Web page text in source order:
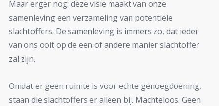
Maar erger nog: deze visie maakt van onze
samenleving een verzameling van potentiële
slachtoffers. De samenleving is immers zo, dat ieder
van ons ooit op de een of andere manier slachtoffer
zal zijn.
Omdat er geen ruimte is voor echte genoegdoening,
staan die slachtoffers er alleen bij. Machteloos. Geen